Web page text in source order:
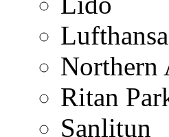
Lufthansa
Northern
Ritan
Sanlitun